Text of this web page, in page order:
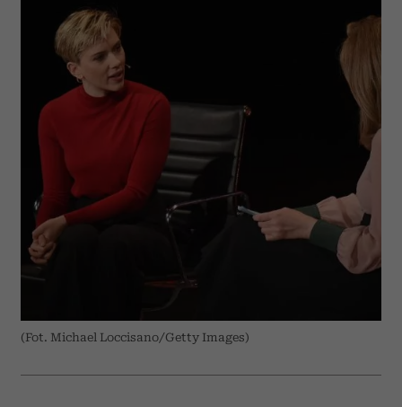
(Fot. Michael Loccisano/Getty Images)